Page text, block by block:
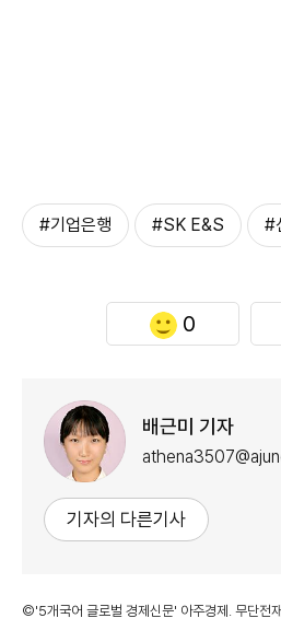
#기업은행 #SK E&S #
0
배근미 기자
기자의 다른기사
©'5개국어 글로벌 경제신문' 아주경제. 무단전재